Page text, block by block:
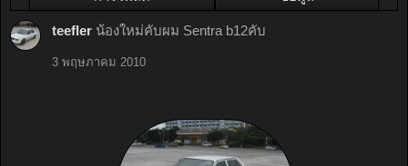
teefler น้องใหม่คับผม Sentra b12คับ
3 พฤษภาคม 2010